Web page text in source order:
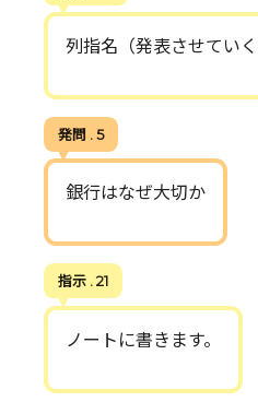
列指名（発表させていく
発問 . 5
銀行はなぜ大切か
指示 . 21
ノートに書きます。